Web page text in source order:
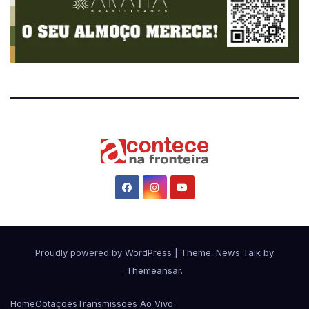
Proudly powered by WordPress
Theme: News Talk by
Themeansar.
HomeCotaçõesTransmissões Ao Vivo